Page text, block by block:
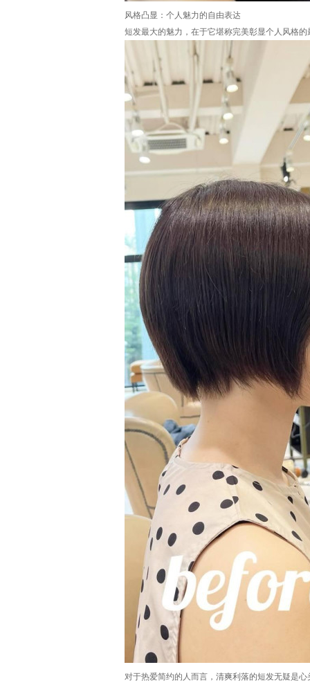
风格凸显：个人魅力的自由表达
短发最大的魅力，在于它堪称完美彰显个人风格的
对于热爱简约的人而言，清爽利落的短发无疑是